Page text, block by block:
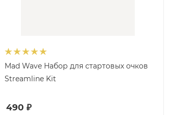
Mad Wave Набор для стартовых очков
Streamline Kit
490 ₽